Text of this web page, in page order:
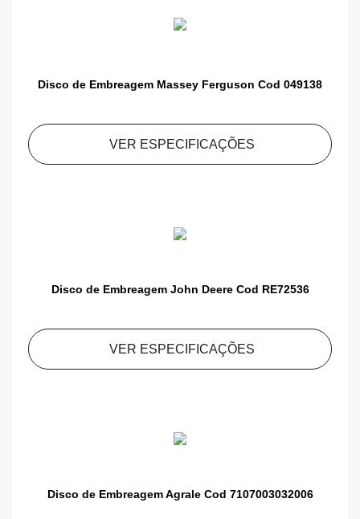
Disco de Embreagem Massey Ferguson Cod 049138
VER ESPECIFICAÇÕES
Disco de Embreagem John Deere Cod RE72536
VER ESPECIFICAÇÕES
Disco de Embreagem Agrale Cod 7107003032006